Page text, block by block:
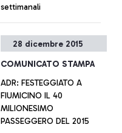
settimanali
+ Approfondisci
28 dicembre 2015
COMUNICATO STAMPA
ADR: FESTEGGIATO A
FIUMICINO IL 40
MILIONESIMO
PASSEGGERO DEL 2015